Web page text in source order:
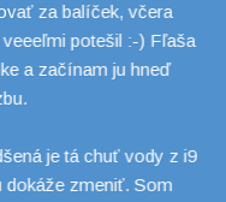
za balíček, včera
potešil :-) Fľaša
a začínam ju hneď
je tá chuť vody z i9
dokáže zmeniť. Som